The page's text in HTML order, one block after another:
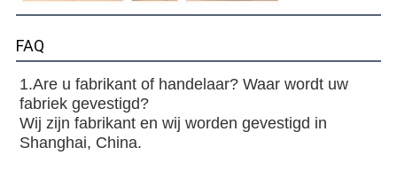
FAQ
1.Are u fabrikant of handelaar? Waar wordt uw
fabriek gevestigd?
Wij zijn fabrikant en wij worden gevestigd in
Shanghai, China.